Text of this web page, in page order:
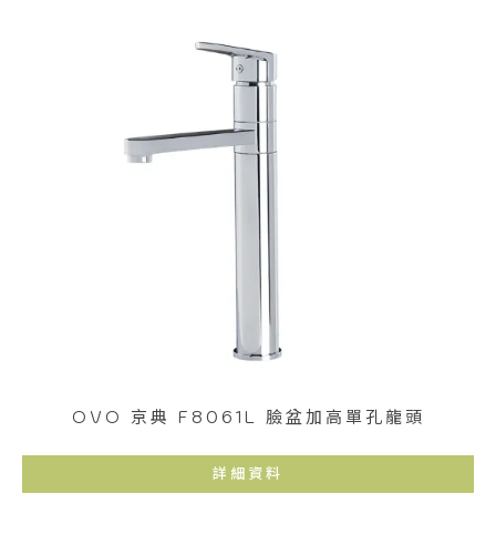
OVO 京典 F8061L 臉盆加高單孔龍頭
詳細資料